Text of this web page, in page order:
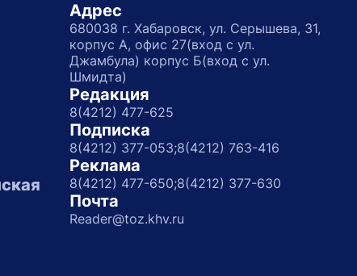
Адрес
680038 г. Хабаровск, ул. Серышева, 31,
корпус А, офис 27(вход с ул.
Джамбула) корпус Б(вход с ул.
Шмидта)
Редакция
8(4212) 477-625
Подписка
8(4212) 377-053;8(4212) 763-416
Реклама
8(4212) 477-650;8(4212) 377-630
Почта
Reader@toz.khv.ru